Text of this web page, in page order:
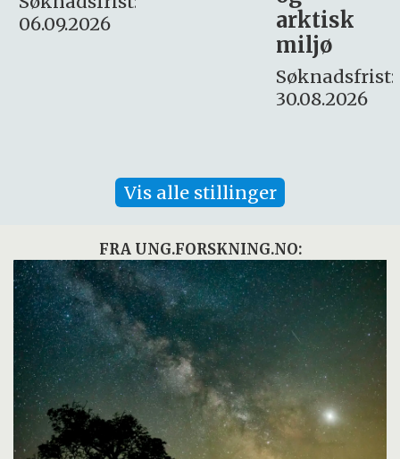
Søknadsfrist:
16. august.
Vis alle stillinger
FRA UNG.FORSKNING.NO: